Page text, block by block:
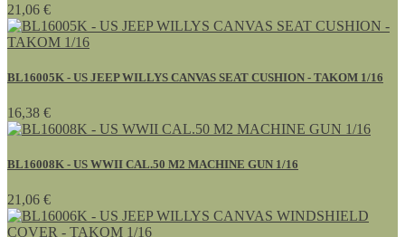
21,06 €
BL16005K - US JEEP WILLYS CANVAS SEAT CUSHION - TAKOM 1/16
16,38 €
BL16008K - US WWII CAL.50 M2 MACHINE GUN 1/16
21,06 €